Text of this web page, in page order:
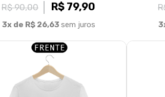
R$ 90,00
R$ 79,90
3x de R$ 26,63 sem juros